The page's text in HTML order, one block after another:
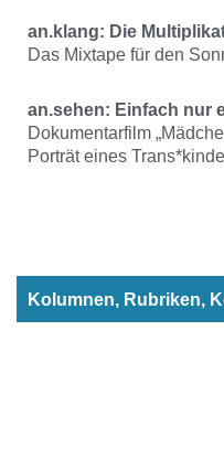
an.klang: Die
Das Mixtape für den
an.sehen: Einfach nur
Dokumentarfilm
Porträt eines
Kolumnen, Rubriken,